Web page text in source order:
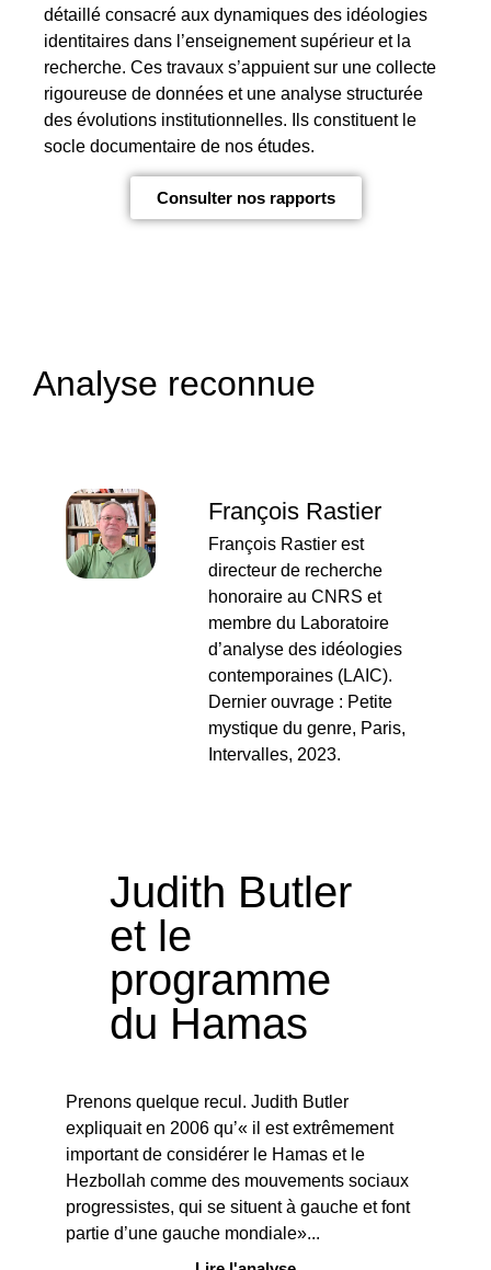
détaillé consacré aux dynamiques des idéologies
identitaires dans l’enseignement supérieur et la
recherche. Ces travaux s’appuient sur une collecte
rigoureuse de données et une analyse structurée
des évolutions institutionnelles. Ils constituent le
socle documentaire de nos études.
Consulter nos rapports
Analyse reconnue
François Rastier
François Rastier est
directeur de recherche
honoraire au CNRS et
membre du Laboratoire
d’analyse des idéologies
contemporaines (LAIC).
Dernier ouvrage : Petite
mystique du genre, Paris,
Intervalles, 2023.
Judith Butler
et le
programme
du Hamas
Prenons quelque recul. Judith Butler
expliquait en 2006 qu’« il est extrêmement
important de considérer le Hamas et le
Hezbollah comme des mouvements sociaux
progressistes, qui se situent à gauche et font
partie d’une gauche mondiale»...